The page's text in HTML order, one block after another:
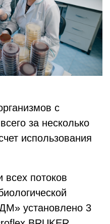
с
за несколько
использования
всех потоков
установлено 3